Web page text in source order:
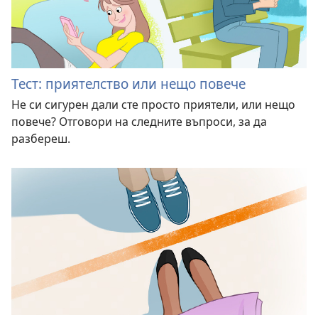
Тест: приятелство или нещо повече
Не си сигурен дали сте просто приятели, или нещо
повече? Отговори на следните въпроси, за да
разбереш.